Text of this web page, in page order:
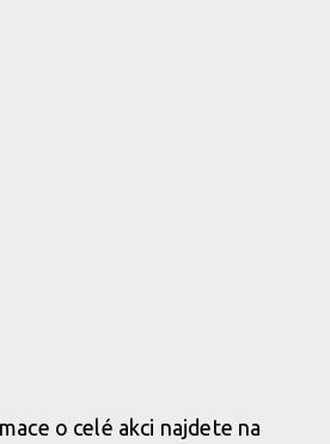
o celé akci najdete na